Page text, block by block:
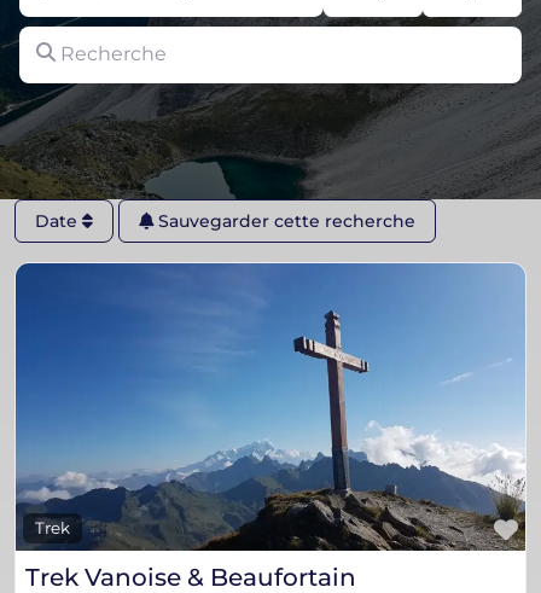
Recherche
Date Sauvegarder cette recherche
Trek
Trek Vanoise & Beaufortain